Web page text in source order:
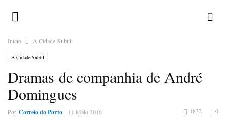
Inicio A Cidade Subtil
A Cidade Subtil
Dramas de companhia de André
Domingues
Por Correio do Porto- 11 Maio 2016 0
1832